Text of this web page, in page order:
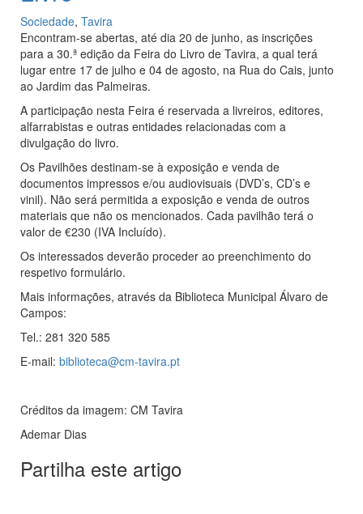
Sociedade, Tavira
Encontram-se abertas, até dia 20 de junho, as inscrições
para a 30.ª edição da Feira do Livro de Tavira, a qual terá
lugar entre 17 de julho e 04 de agosto, na Rua do Cais, junto
ao Jardim das Palmeiras.
A participação nesta Feira é reservada a livreiros, editores,
alfarrabistas e outras entidades relacionadas com a
divulgação do livro.
Os Pavilhões destinam-se à exposição e venda de
documentos impressos e/ou audiovisuais (DVD’s, CD’s e
vinil). Não será permitida a exposição e venda de outros
materiais que não os mencionados. Cada pavilhão terá o
valor de €230 (IVA Incluído).
Os interessados deverão proceder ao preenchimento do
respetivo formulário.
Mais informações, através da Biblioteca Municipal Álvaro de
Campos:
Tel.: 281 320 585
E-mail: biblioteca@cm-tavira.pt
Créditos da imagem: CM Tavira
Ademar Dias
Partilha este artigo